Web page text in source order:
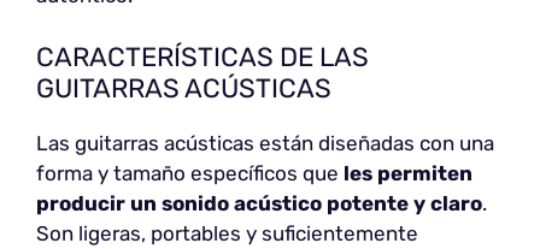
CARACTERÍSTICAS DE LAS
GUITARRAS ACÚSTICAS
Las guitarras acústicas están diseñadas con una
forma y tamaño específicos que les permiten
producir un sonido acústico potente y claro.
Son ligeras, portables y suficientemente